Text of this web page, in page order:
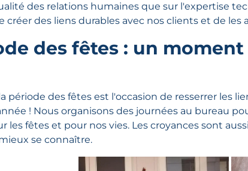
des relations humaines que sur l'expertise
créer des liens durables avec nos clients et de
des fêtes : un
période des fêtes est l'occasion de resserrer les
! Nous organisons des journées au bureau
les fêtes et pour nos vies. Les croyances sont
se connaître.